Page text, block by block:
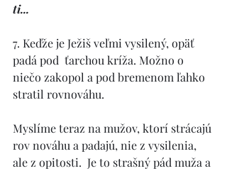
ti...
7. Keďže je Ježiš veľmi vysilený, opäť
padá pod  ťarchou kríža. Možno o
niečo zakopol a pod bremenom ľahko
stratil rovnováhu.
Myslíme teraz na mužov, ktorí strácajú
rov nováhu a padajú, nie z vysilenia,
ale z opitosti.  Je to strašný pád muža a